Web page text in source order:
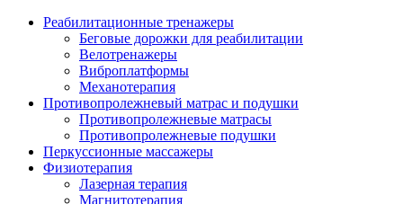
Реабилитационные тренажеры
Беговые дорожки для реабилитации
Велотренажеры
Виброплатформы
Механотерапия
Противопролежневый матрас и подушки
Противопролежневые матрасы
Противопролежневые подушки
Перкуссионные массажеры
Физиотерапия
Лазерная терапия
Магнитотерапия